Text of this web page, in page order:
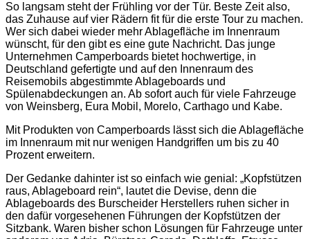
So langsam steht der Frühling vor der Tür. Beste Zeit also,
das Zuhause auf vier Rädern fit für die erste Tour zu machen.
Wer sich dabei wieder mehr Ablagefläche im Innenraum
wünscht, für den gibt es eine gute Nachricht. Das junge
Unternehmen Camperboards bietet hochwertige, in
Deutschland gefertigte und auf den Innenraum des
Reisemobils abgestimmte Ablageboards und
Spülenabdeckungen an. Ab sofort auch für viele Fahrzeuge
von Weinsberg, Eura Mobil, Morelo, Carthago und Kabe.
Mit Produkten von Camperboards lässt sich die Ablagefläche
im Innenraum mit nur wenigen Handgriffen um bis zu 40
Prozent erweitern.
Der Gedanke dahinter ist so einfach wie genial: „Kopfstützen
raus, Ablageboard rein“, lautet die Devise, denn die
Ablageboards des Burscheider Herstellers ruhen sicher in
den dafür vorgesehenen Führungen der Kopfstützen der
Sitzbank. Waren bisher schon Lösungen für Fahrzeuge unter